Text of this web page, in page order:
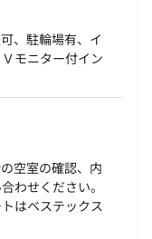
、駐輪場有、イ
モニター付イン
空室の確認、内
わせください。
はベステックス